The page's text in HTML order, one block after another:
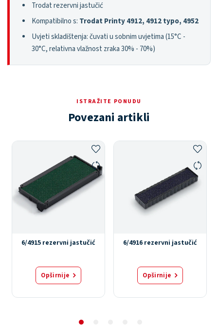
Trodat rezervni jastučić
Kompatibilno s: Trodat Printy 4912, 4912 typo, 4952
Uvjeti skladištenja: čuvati u sobnim uvjetima (15°C -
30°C, relativna vlažnost zraka 30% - 70%)
ISTRAŽITE PONUDU
Povezani artikli
6/4915 rezervni jastučić
Opširnije
6/4916 rezervni jastučić
Opširnije